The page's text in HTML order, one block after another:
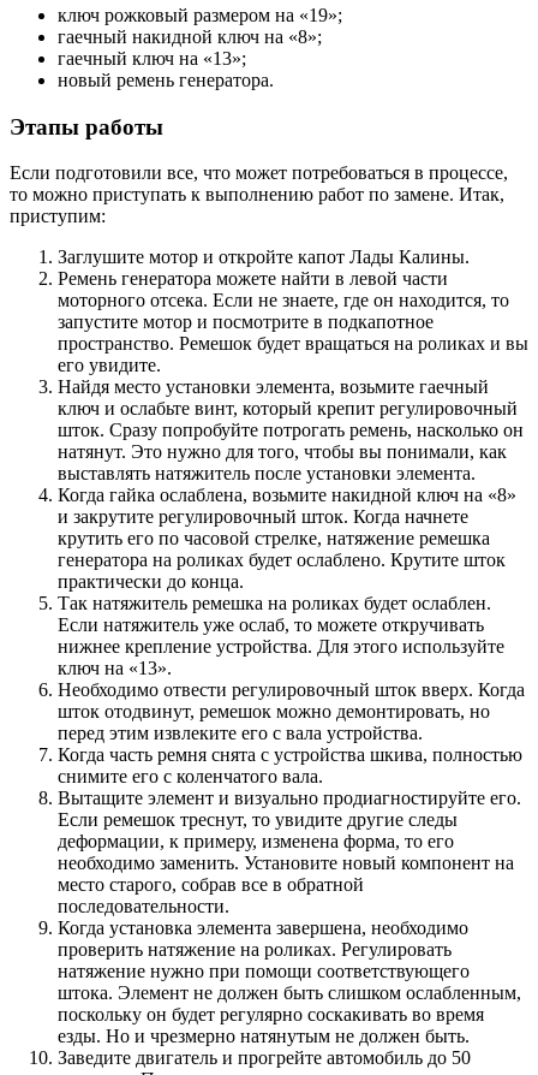
ключ рожковый размером на «19»;
гаечный накидной ключ на «8»;
гаечный ключ на «13»;
новый ремень генератора.
Этапы работы
Если подготовили все, что может потребоваться в процессе,
то можно приступать к выполнению работ по замене. Итак,
приступим:
Заглушите мотор и откройте капот Лады Калины.
Ремень генератора можете найти в левой части
моторного отсека. Если не знаете, где он находится, то
запустите мотор и посмотрите в подкапотное
пространство. Ремешок будет вращаться на роликах и вы
его увидите.
Найдя место установки элемента, возьмите гаечный
ключ и ослабьте винт, который крепит регулировочный
шток. Сразу попробуйте потрогать ремень, насколько он
натянут. Это нужно для того, чтобы вы понимали, как
выставлять натяжитель после установки элемента.
Когда гайка ослаблена, возьмите накидной ключ на «8»
и закрутите регулировочный шток. Когда начнете
крутить его по часовой стрелке, натяжение ремешка
генератора на роликах будет ослаблено. Крутите шток
практически до конца.
Так натяжитель ремешка на роликах будет ослаблен.
Если натяжитель уже ослаб, то можете откручивать
нижнее крепление устройства. Для этого используйте
ключ на «13».
Необходимо отвести регулировочный шток вверх. Когда
шток отодвинут, ремешок можно демонтировать, но
перед этим извлеките его с вала устройства.
Когда часть ремня снята с устройства шкива, полностью
снимите его с коленчатого вала.
Вытащите элемент и визуально продиагностируйте его.
Если ремешок треснут, то увидите другие следы
деформации, к примеру, изменена форма, то его
необходимо заменить. Установите новый компонент на
место старого, собрав все в обратной
последовательности.
Когда установка элемента завершена, необходимо
проверить натяжение на роликах. Регулировать
натяжение нужно при помощи соответствующего
штока. Элемент не должен быть слишком ослабленным,
поскольку он будет регулярно соскакивать во время
езды. Но и чрезмерно натянутым не должен быть.
Заведите двигатель и прогрейте автомобиль до 50